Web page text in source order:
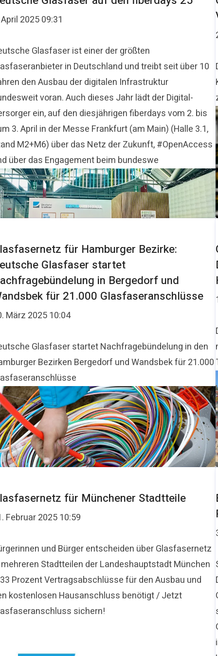
2025 09:31
Glasfaser ist einer der größten
in Deutschland und treibt seit über 10
den Ausbau der digitalen Infrastruktur
voran. Auch dieses Jahr lädt der Digital-
ein, auf den diesjährigen fiberdays vom 2. bis
3. April in der Messe Frankfurt (am Main) (Halle 3.1,
M2+M6) über das Netz der Zukunft, #OpenAccess
über das Engagement beim bundeswe
für Hamburger Bezirke:
Glasfaser startet
in Bergedorf und
für 21.000 Glasfaseranschlüsse
März 2025 10:04
Glasfaser startet Nachfragebündelung in den
Bezirken Bergedorf und Wandsbek für 21.000
für Münchener Stadtteile
Februar 2025 10:59
und Bürger entscheiden über Glasfasernetz
Stadtteilen der Landeshauptstadt München
Prozent Vertragsabschlüsse für den Ausbau und
kostenlosen Hausanschluss benötigt / Jetzt
sichern!